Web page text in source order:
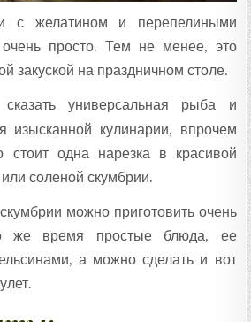
с желатином и перепелиными
очень просто. Тем не менее, это
закуской на праздничном столе.
универсальная рыба и
изысканной кулинарии, впрочем
стоит одна нарезка в красивой
соленой скумбрии.
можно приготовить очень
же время простые блюда, ее
а можно сделать и вот